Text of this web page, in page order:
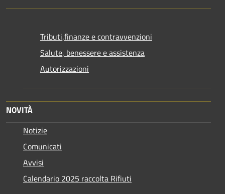
Tributi,finanze e contravvenzioni
Salute, benessere e assistenza
Autorizzazioni
NOVITÀ
Notizie
Comunicati
Avvisi
Calendario 2025 raccolta Rifiuti